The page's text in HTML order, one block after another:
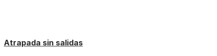
Atrapada sin salidas